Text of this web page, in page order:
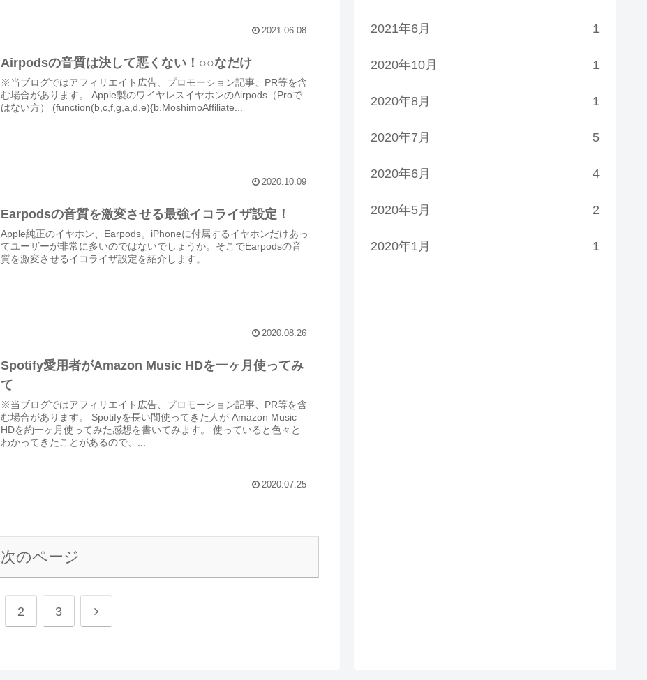
2021.06.08
Airpodsの音質は決して悪くない！○○なだけ
※当ブログではアフィリエイト広告、プロモーション記事、PR等を含
む場合があります。 Apple製のワイヤレスイヤホンのAirpods（Proで
はない方） (function(b,c,f,g,a,d,e){b.MoshimoAffiliate...
2020.10.09
Earpodsの音質を激変させる最強イコライザ設定！
Apple純正のイヤホン、Earpods。iPhoneに付属するイヤホンだけあっ
てユーザーが非常に多いのではないでしょうか。そこでEarpodsの音
質を激変させるイコライザ設定を紹介します。
2020.08.26
Spotify愛用者がAmazon Music HDを一ヶ月使ってみ
て
※当ブログではアフィリエイト広告、プロモーション記事、PR等を含
む場合があります。 Spotifyを長い間使ってきた人が Amazon Music
HDを約一ヶ月使ってみた感想を書いてみます。 使っていると色々と
わかってきたことがあるので、...
2020.07.25
次のページ
2 3 次
2021年6月 1
2020年10月 1
2020年8月 1
2020年7月 5
2020年6月 4
2020年5月 2
2020年1月 1